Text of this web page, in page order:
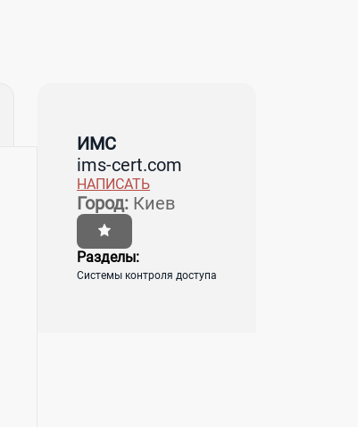
ИМС
ims-cert.com
НАПИСАТЬ
Город: Киев
Разделы:
Системы контроля доступа